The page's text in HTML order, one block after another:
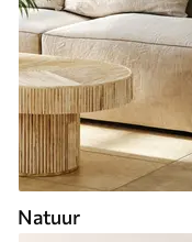
Natuur